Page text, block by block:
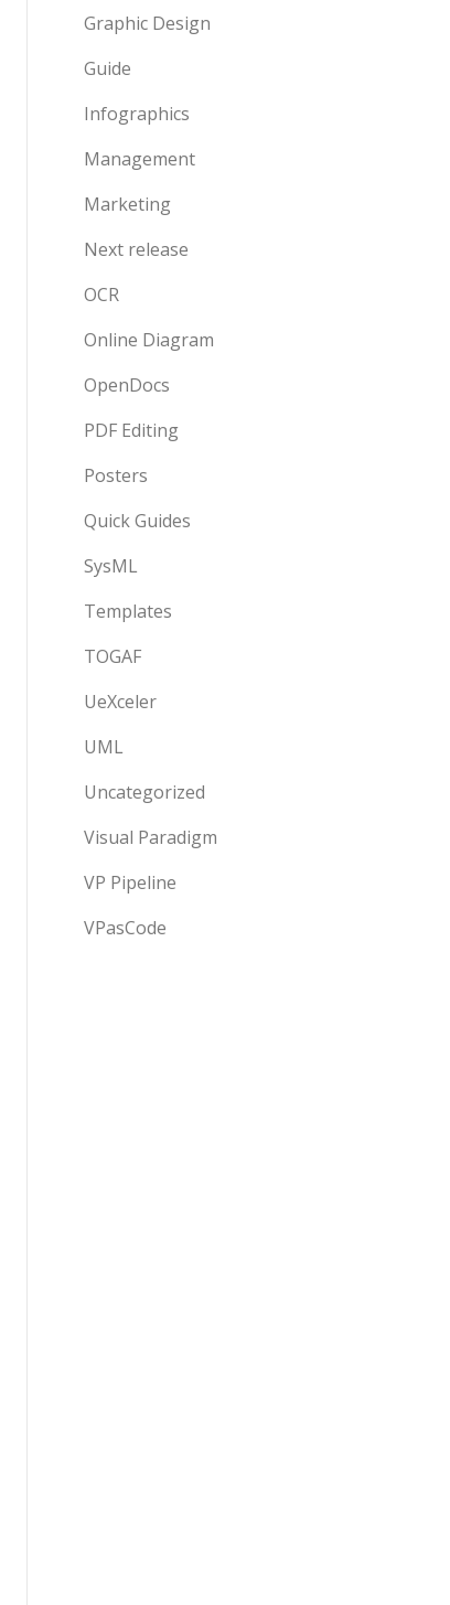
Graphic Design
Guide
Infographics
Management
Marketing
Next release
OCR
Online Diagram
OpenDocs
PDF Editing
Posters
Quick Guides
SysML
Templates
TOGAF
UeXceler
UML
Uncategorized
Visual Paradigm
VP Pipeline
VPasCode